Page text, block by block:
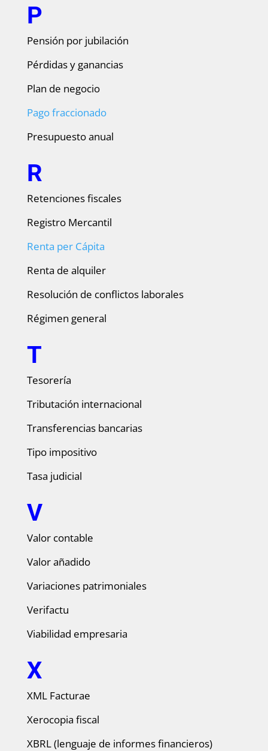
P
Pensión por jubilación
Pérdidas y ganancias
Plan de negocio
Pago fraccionado
Presupuesto anual
R
Retenciones fiscales
Registro Mercantil
Renta per Cápita
Renta de alquiler
Resolución de conflictos laborales
Régimen general
T
Tesorería
Tributación internacional
Transferencias bancarias
Tipo impositivo
Tasa judicial
V
Valor contable
Valor añadido
Variaciones patrimoniales
Verifactu
Viabilidad empresaria
X
XML Facturae
Xerocopia fiscal
XBRL (lenguaje de informes financieros)